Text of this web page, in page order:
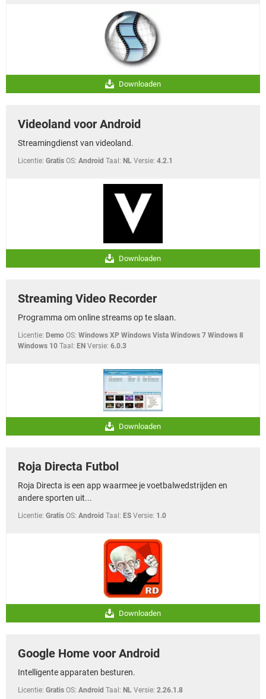
Downloaden
Videoland voor Android
Streamingdienst van videoland.
Licentie: Gratis OS: Android Taal: NL Versie: 4.2.1
Downloaden
Streaming Video Recorder
Programma om online streams op te slaan.
Licentie: Demo OS: Windows XP Windows Vista Windows 7 Windows 8
Windows 10 Taal: EN Versie: 6.0.3
Downloaden
Roja Directa Futbol
Roja Directa is een app waarmee je voetbalwedstrijden en
andere sporten uit...
Licentie: Gratis OS: Android Taal: ES Versie: 1.0
Downloaden
Google Home voor Android
Intelligente apparaten besturen.
Licentie: Gratis OS: Android Taal: NL Versie: 2.26.1.8